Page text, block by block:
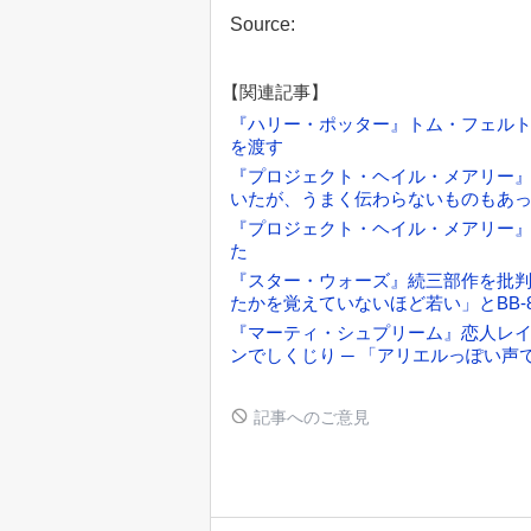
Source:
【関連記事】
『ハリー・ポッター』トム・フェル
を渡す
『プロジェクト・ヘイル・メアリ
いたが、うまく伝わらないものもあ
『プロジェクト・ヘイル・メアリー
た
『スター・ウォーズ』続三部作を批
たかを覚えていないほど若い」と
『マーティ・シュプリーム』恋人レ
ンでしくじり ─ 「アリエルっぽい声
記事へのご意見